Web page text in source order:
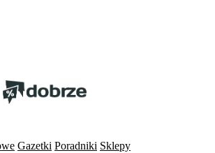
Gazetki Poradniki Sklepy